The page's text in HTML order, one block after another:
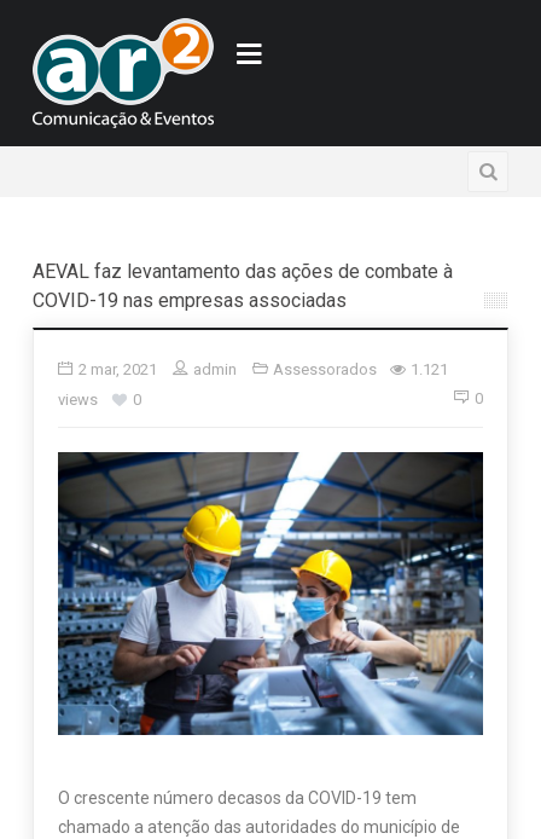
AEVAL faz levantamento das ações de combate à
COVID-19 nas empresas associadas
2 mar, 2021 admin Assessorados
1.121
views
0 0
O crescente número decasos da COVID-19 tem
chamado a atenção das autoridades do município de